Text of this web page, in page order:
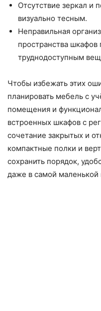
Отсутствие зеркал и
визуально тесным.
Неправильная
пространства шкафов
труднодоступным
Чтобы избежать этих
планировать мебель с
помещения и
встроенных шкафов с
сочетание закрытых и
компактные полки и
сохранить порядок,
даже в самой